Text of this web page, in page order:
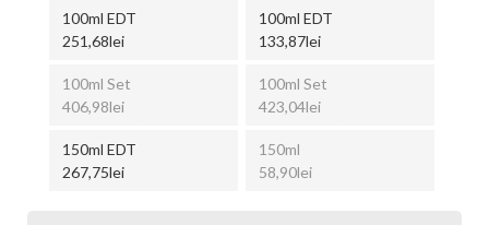
100ml EDT
251,68lei
100ml EDT
133,87lei
100ml Set
406,98lei
100ml Set
423,04lei
150ml EDT
267,75lei
150ml
58,90lei